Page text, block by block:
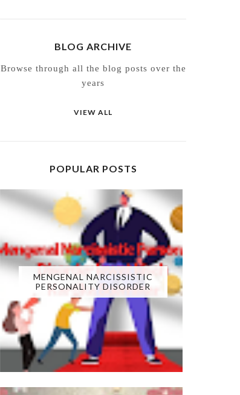
BLOG ARCHIVE
Browse through all the blog posts over the
years
VIEW ALL
POPULAR POSTS
MENGENAL NARCISSISTIC
PERSONALITY DISORDER